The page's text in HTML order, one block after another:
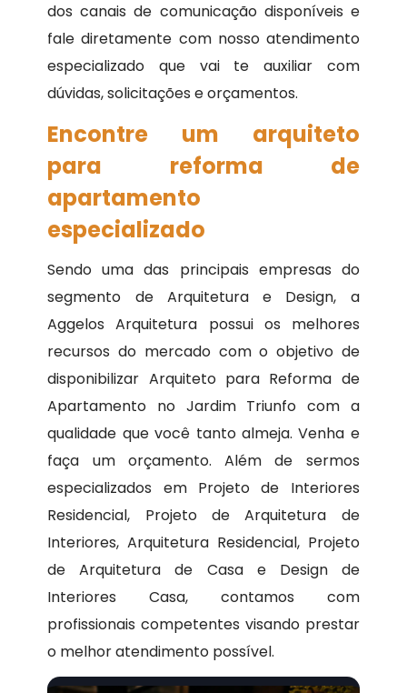
dos canais de comunicação disponíveis e
fale diretamente com nosso atendimento
especializado que vai te auxiliar com
dúvidas, solicitações e orçamentos.
Encontre um arquiteto
para reforma de
apartamento
especializado
Sendo uma das principais empresas do
segmento de Arquitetura e Design, a
Aggelos Arquitetura possui os melhores
recursos do mercado com o objetivo de
disponibilizar Arquiteto para Reforma de
Apartamento no Jardim Triunfo com a
qualidade que você tanto almeja. Venha e
faça um orçamento. Além de sermos
especializados em Projeto de Interiores
Residencial, Projeto de Arquitetura de
Interiores, Arquitetura Residencial, Projeto
de Arquitetura de Casa e Design de
Interiores Casa, contamos com
profissionais competentes visando prestar
o melhor atendimento possível.